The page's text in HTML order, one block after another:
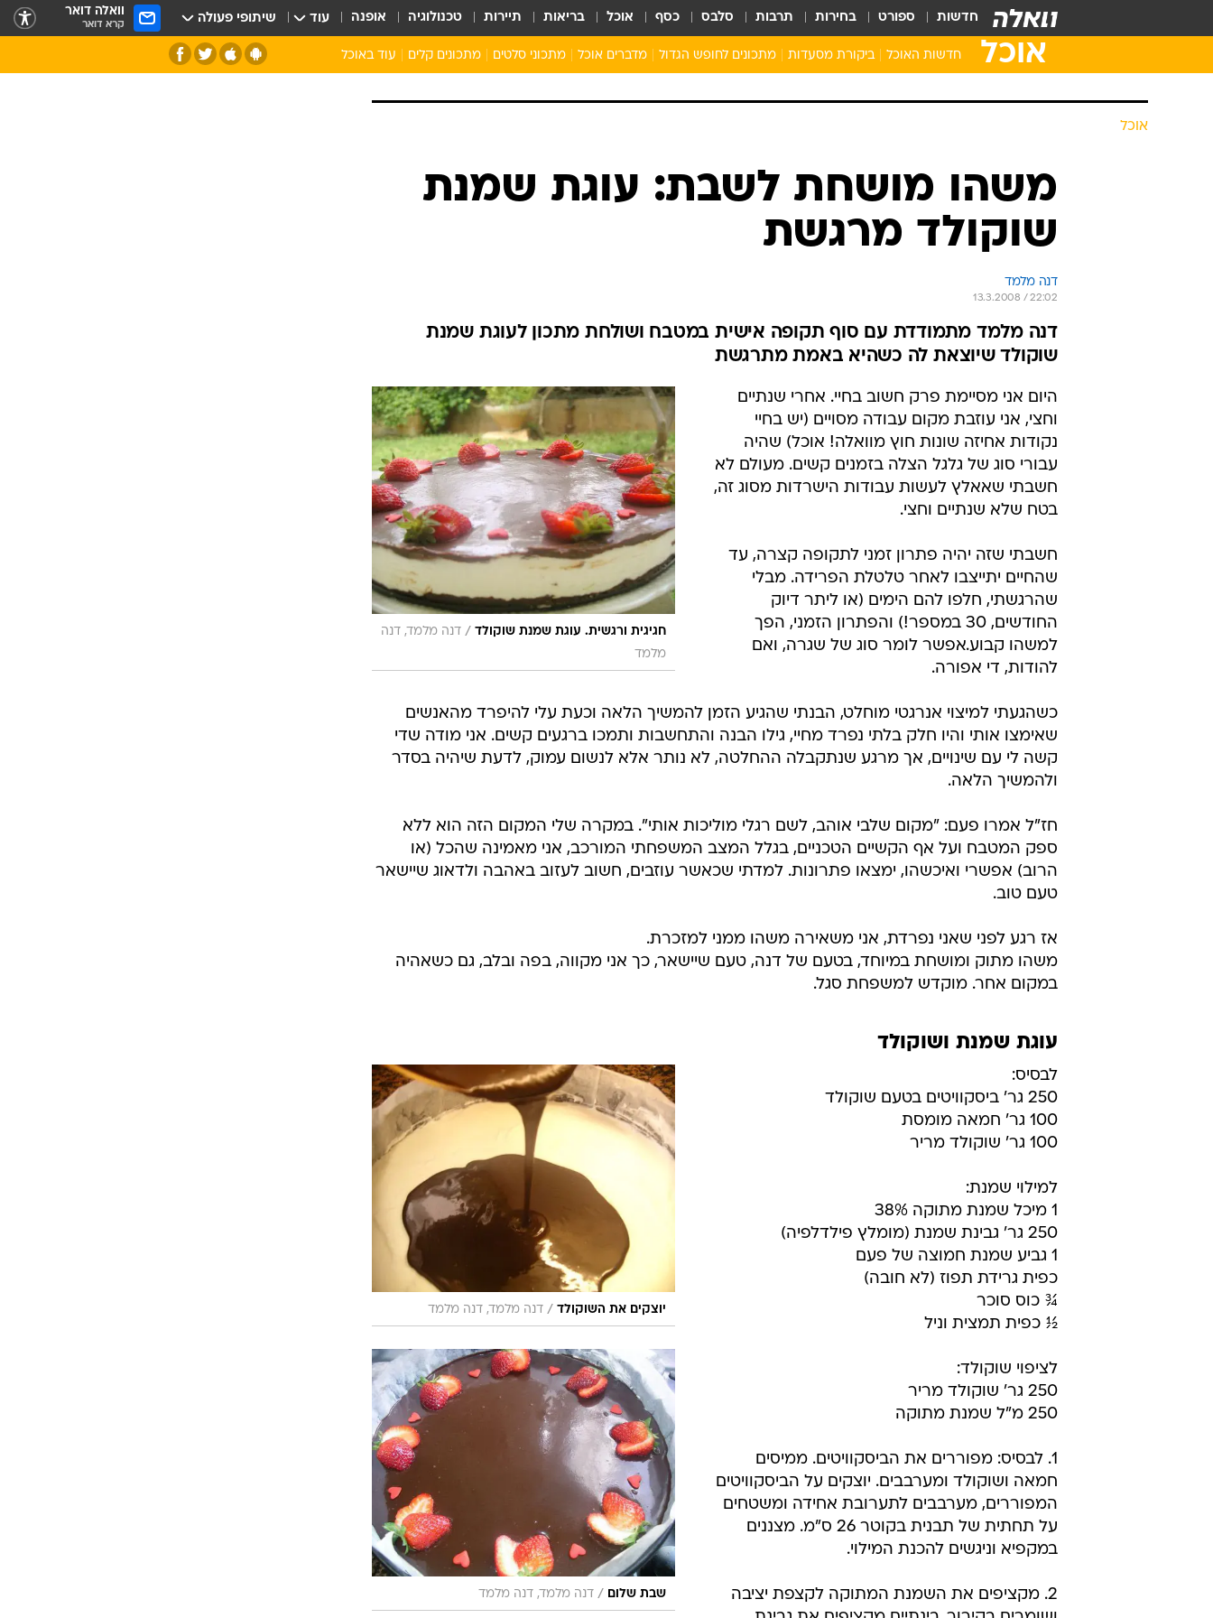
חדשות ספורט בחירות תרבות סלבס כסף אוכל בריאות תיירות טכנולוגיה אופנה עוד שיתופי פעולה וואלה דואר
קרא דואר
אוכל חדשות האוכל ביקורת מסעדות מתכונים לחופש הגדול
ילדים מבשלים
מתכונים מתוקים לילדים
מדברים אוכל מתכוני סלטים מתכונים קלים עוד באוכל
אוכל
משהו מושחת לשבת: עוגת שמנת
שוקולד מרגשת
דנה מלמד
13.3.2008 / 22:02
דנה מלמד מתמודדת עם סוף תקופה אישית במטבח ושולחת מתכון לעוגת שמנת
שוקולד שיוצאת לה כשהיא באמת מתרגשת
חגיגית ורגשית. עוגת שמנת שוקולד / דנה מלמד, דנה
מלמד
היום אני מסיימת פרק חשוב בחיי. אחרי שנתיים
וחצי, אני עוזבת מקום עבודה מסויים (יש בחיי
נקודות אחיזה שונות חוץ מוואלה! אוכל) שהיה
עבורי סוג של גלגל הצלה בזמנים קשים. מעולם לא
חשבתי שאאלץ לעשות עבודות הישרדות מסוג זה,
בטח שלא שנתיים וחצי.
חשבתי שזה יהיה פתרון זמני לתקופה קצרה, עד
שהחיים יתייצבו לאחר טלטלת הפרידה. מבלי
שהרגשתי, חלפו להם הימים (או ליתר דיוק
החודשים, 30 במספר!) והפתרון הזמני, הפך
למשהו קבוע.אפשר לומר סוג של שגרה, ואם
להודות, די אפורה.
כשהגעתי למיצוי אנרגטי מוחלט, הבנתי שהגיע הזמן להמשיך הלאה וכעת עלי להיפרד מהאנשים
שאימצו אותי והיו חלק בלתי נפרד מחיי, גילו הבנה והתחשבות ותמכו ברגעים קשים. אני מודה שדי
קשה לי עם שינויים, אך מרגע שנתקבלה ההחלטה, לא נותר אלא לנשום עמוק, לדעת שיהיה בסדר
ולהמשיך הלאה.
חז"ל אמרו פעם: "מקום שלבי אוהב, לשם רגלי מוליכות אותי". במקרה שלי המקום הזה הוא ללא
ספק המטבח ועל אף הקשיים הטכניים, בגלל המצב המשפחתי המורכב, אני מאמינה שהכל (או
הרוב) אפשרי ואיכשהו, ימצאו פתרונות. למדתי שכאשר עוזבים, חשוב לעזוב באהבה ולדאוג שיישאר
טעם טוב.
אז רגע לפני שאני נפרדת, אני משאירה משהו ממני למזכרת.
משהו מתוק ומושחת במיוחד, בטעם של דנה, טעם שיישאר, כך אני מקווה, בפה ובלב, גם כשאהיה
במקום אחר. מוקדש למשפחת סגל.
עוגת שמנת ושוקולד
יוצקים את השוקולד / דנה מלמד, דנה מלמד
שבת שלום / דנה מלמד, דנה מלמד
לבסיס:
250 גר' ביסקוויטים בטעם שוקולד
100 גר' חמאה מומסת
100 גר' שוקולד מריר
למילוי שמנת:
1 מיכל שמנת מתוקה 38%
250 גר' גבינת שמנת (מומלץ פילדלפיה)
1 גביע שמנת חמוצה של פעם
כפית גרידת תפוז (לא חובה)
¾ כוס סוכר
½ כפית תמצית וניל
לציפוי שוקולד:
250 גר' שוקולד מריר
250 מ"ל שמנת מתוקה
1. לבסיס: מפוררים את הביסקוויטים. ממיסים
חמאה ושוקולד ומערבבים. יוצקים על הביסקוויטים
המפוררים, מערבבים לתערובת אחידה ומשטחים
על תחתית של תבנית בקוטר 26 ס"מ. מצננים
במקפיא וניגשים להכנת המילוי.
2. מקציפים את השמנת המתוקה לקצפת יציבה